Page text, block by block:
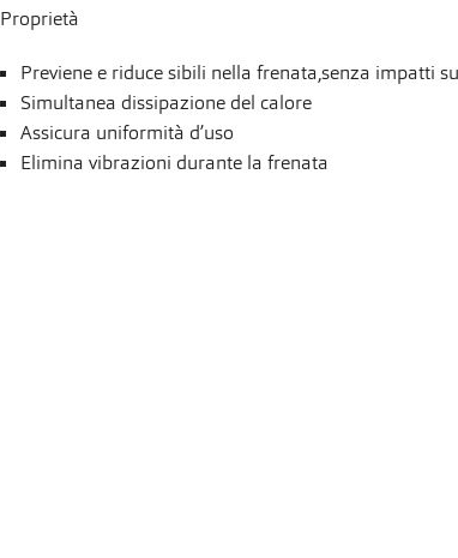
Proprietà
Previene e riduce sibili nella frenata,senza impatti
Simultanea dissipazione del calore
Assicura uniformità d’uso
Elimina vibrazioni durante la frenata